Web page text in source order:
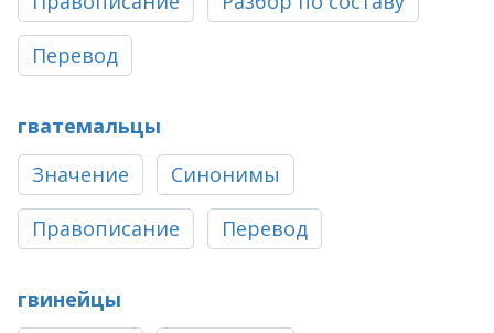
Перевод
гватемальцы
Значение
Синонимы
Правописание Перевод
гвинейцы